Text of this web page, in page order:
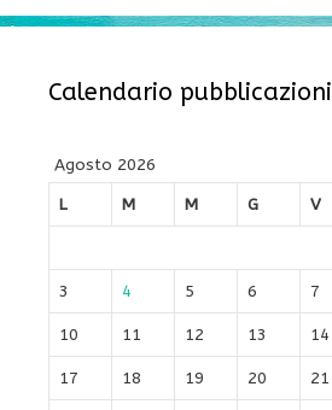
Calendario pubblicazioni
Agosto 2026
L
M M G V
3 4 5 6 7
10 11 12 13 14
17 18 19 20 21